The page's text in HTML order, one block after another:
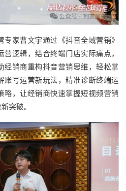
家曹文宇通过《抖音全域营销》
逻辑，结合终端门店实际痛点，
经销商重构抖音营销思维，轻松掌
账号运营新玩法，精准诊断终端运
略，让经销商快速掌握短视频营销
突破。